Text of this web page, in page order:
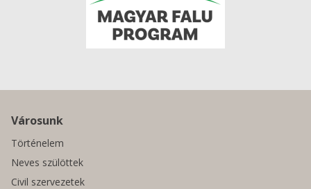
Városunk
Történelem
Neves szülöttek
Civil szervezetek